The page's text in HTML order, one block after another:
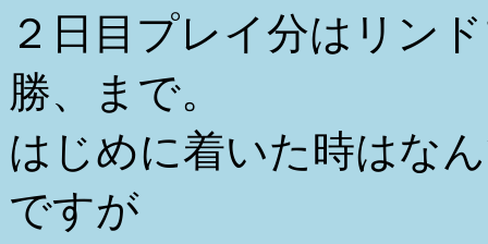
２日目プレイ分はリン
勝、まで。
はじめに着いた時はな
ですが